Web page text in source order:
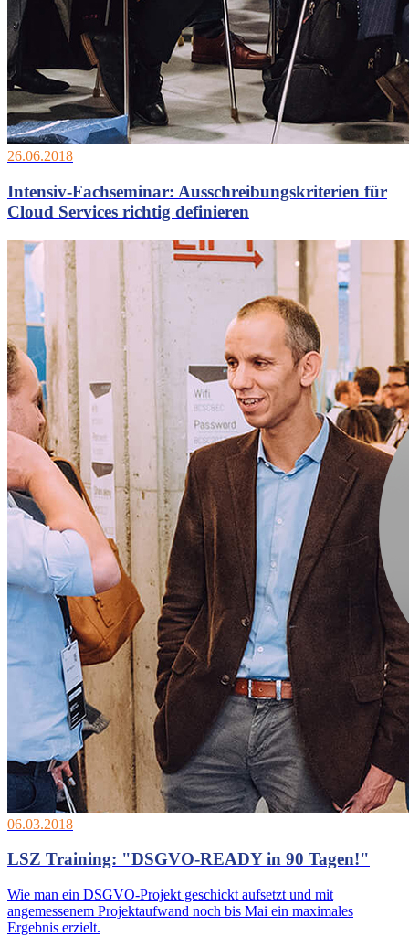
26.06.2018
Intensiv-Fachseminar: Ausschreibungskriterien für
Cloud Services richtig definieren
06.03.2018
LSZ Training: "DSGVO-READY in 90 Tagen!"
Wie man ein DSGVO-Projekt geschickt aufsetzt und mit
angemessenem Projektaufwand noch bis Mai ein maximales
Ergebnis erzielt.